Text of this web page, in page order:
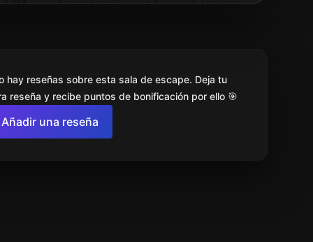
hay reseñas sobre esta sala de escape. Deja tu
reseña y recibe puntos de bonificación por ello 🎯
Añadir una reseña